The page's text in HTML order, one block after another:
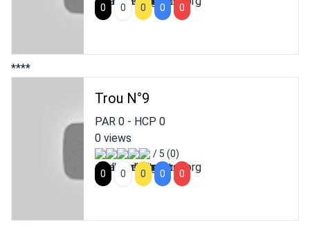
0 0 0 0 0
****
Trou N°9
PAR 0- HCP 0
0 views
/ 5 (0)
0
0 0 0 0